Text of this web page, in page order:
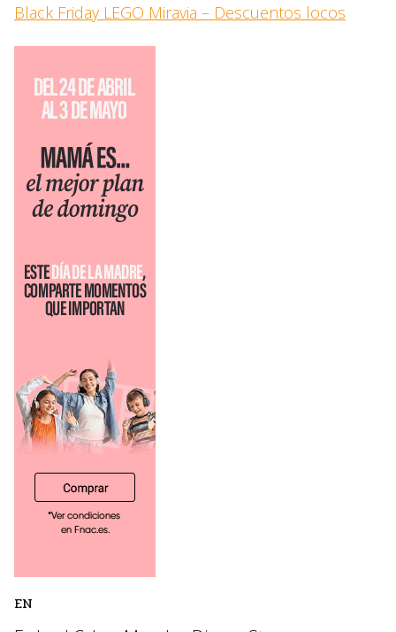
Black Friday LEGO Miravia – Descuentos locos
EN